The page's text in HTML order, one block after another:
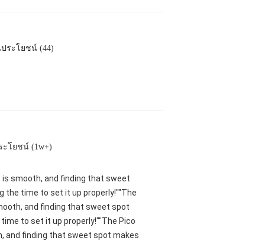
ประโยชน์ (44)
ะโยชน์ (1w+)
smooth, and finding that sweet
the time to set it up properly!""The
and finding that sweet spot
to set it up properly!""The Pico
and finding that sweet spot makes